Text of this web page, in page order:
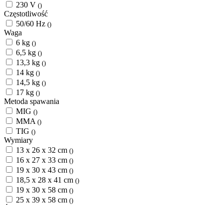
230 V ()
Częstotliwość
50/60 Hz ()
Waga
6 kg ()
6,5 kg ()
13,3 kg ()
14 kg ()
14,5 kg ()
17 kg ()
Metoda spawania
MIG ()
MMA ()
TIG ()
Wymiary
13 x 26 x 32 cm ()
16 x 27 x 33 cm ()
19 x 30 x 43 cm ()
18,5 x 28 x 41 cm ()
19 x 30 x 58 cm ()
25 x 39 x 58 cm ()